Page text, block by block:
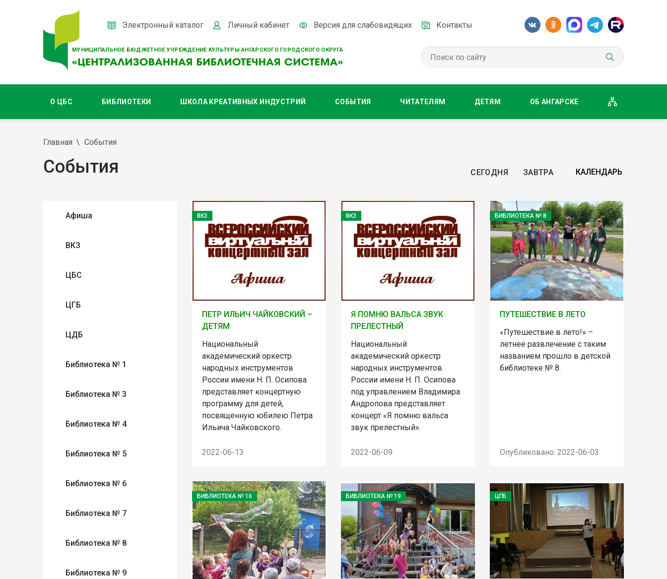
МУНИЦИПАЛЬНОЕ БЮДЖЕТНОЕ УЧРЕЖДЕНИЕ КУЛЬТУРЫ АНГАРСКОГО ГОРОДСКОГО ОКРУГА
Электронный каталог Личный кабинет Версия для слабовидящих Контакты
О ЦБС БИБЛИОТЕКИ ШКОЛА КРЕАТИВНЫХ ИНДУСТРИЙ СОБЫТИЯ ЧИТАТЕЛЯМ ДЕТЯМ ОБ АНГАРСКЕ
Главная События
События СЕГОДНЯ ЗАВТРА
Афиша
ВКЗ
ЦБС
ЦГБ
ЦДБ
Библиотека № 1
Библиотека № 3
Библиотека № 4
Библиотека № 5
Библиотека № 6
Библиотека № 7
Библиотека № 8
Библиотека № 9
ВКЗ
ПЕТР ИЛЬИЧ ЧАЙКОВСКИЙ –
ДЕТЯМ
Национальный
академический оркестр
народных инструментов
России имени Н. П. Осипова
представляет концертную
программу для детей,
посвященную юбилею Петра
Ильича Чайковского.
2022-06-13
ВКЗ
Я ПОМНЮ ВАЛЬСА ЗВУК
ПРЕЛЕСТНЫЙ
Национальный
академический оркестр
народных инструментов
России имени Н. П. Осипова
под управлением Владимира
Андропова представляет
концерт «Я помню вальса
звук прелестный».
2022-06-09
БИБЛИОТЕКА № 8
ПУТЕШЕСТВИЕ В ЛЕТО
«Путешествие в лето!» –
летнее развлечение с таким
названием прошло в детской
библиотеке № 8.
Опубликовано: 2022-06-03
БИБЛИОТЕКА № 16 БИБЛИОТЕКА № 19 ЦГБ